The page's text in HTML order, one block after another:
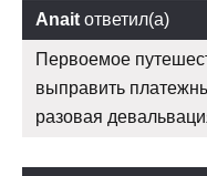
Anait ответил(а)
Первоемое
выправить
разовая